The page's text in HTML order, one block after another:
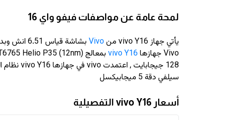
لمحة عامة عن مواصفات فيفو واي 16
يأتي جهاز vivo Y16 من Vivo بشاشة قياس 6.51 انش وبدقة
Vivo جهازها
vivo Y16
سيلفي دقة 5 ميجابيكسل
أسعار vivo Y16 التفصيلية